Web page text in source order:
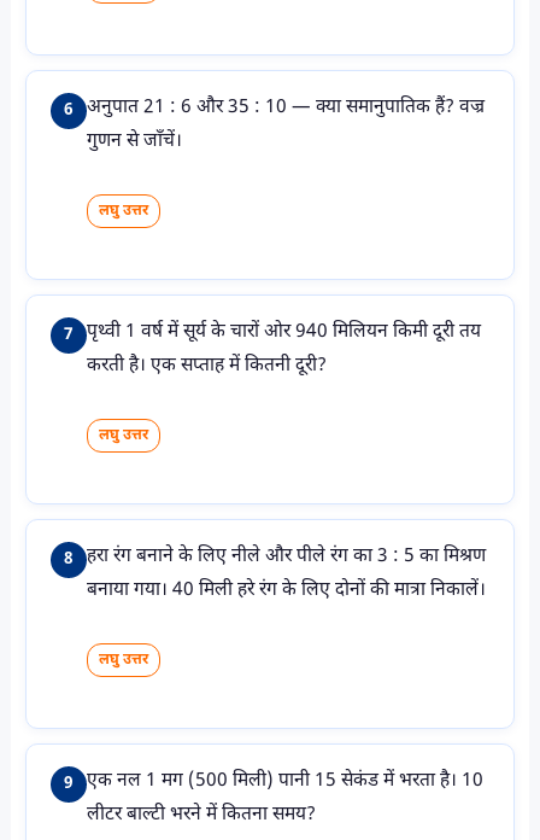
6
अनुपात 21 : 6 और 35 : 10 — क्या समानुपातिक हैं? वज्र
गुणन से जाँचें।
लघु उत्तर
7
पृथ्वी 1 वर्ष में सूर्य के चारों ओर 940 मिलियन किमी दूरी तय
करती है। एक सप्ताह में कितनी दूरी?
लघु उत्तर
8
हरा रंग बनाने के लिए नीले और पीले रंग का 3 : 5 का मिश्रण
बनाया गया। 40 मिली हरे रंग के लिए दोनों की मात्रा निकालें।
लघु उत्तर
9
एक नल 1 मग (500 मिली) पानी 15 सेकंड में भरता है। 10
लीटर बाल्टी भरने में कितना समय?